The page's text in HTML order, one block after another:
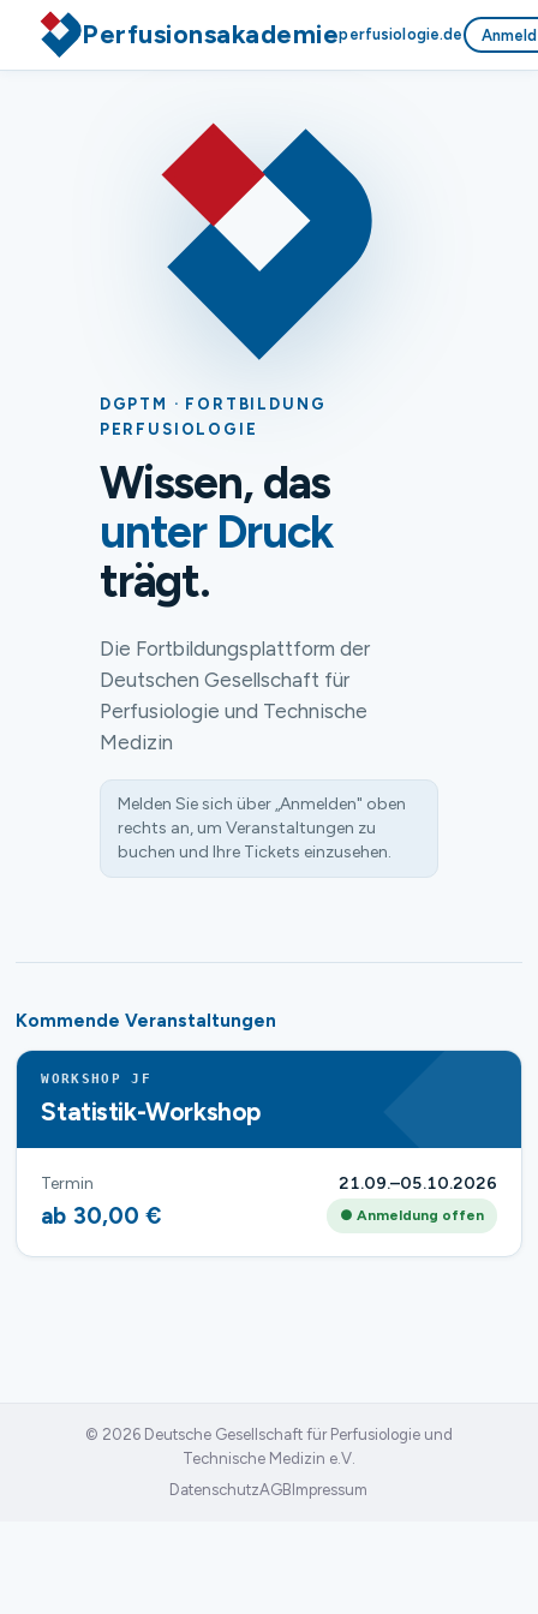
Perfusionsakademieperfusiologie.de
DGPTM · FORTBILDUNG
PERFUSIOLOGIE
Wissen, das
unter Druck
trägt.
Die Fortbildungsplattform der
Deutschen Gesellschaft für
Perfusiologie und Technische
Medizin
Melden Sie sich über „Anmelden" oben
rechts an, um Veranstaltungen zu
buchen und Ihre Tickets einzusehen.
Kommende Veranstaltungen
WORKSHOP JF
Statistik-Workshop
Termin 21.09.–05.10.2026
ab 30,00 € ● Anmeldung offen
© 2026 Deutsche Gesellschaft für Perfusiologie und
Technische Medizin e.V.
DatenschutzAGB Impressum